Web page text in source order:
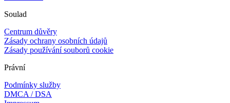
Soulad
Centrum důvěry
Zásady ochrany osobních údajů
Zásady používání souborů cookie
Právní
Podmínky služby
DMCA / DSA